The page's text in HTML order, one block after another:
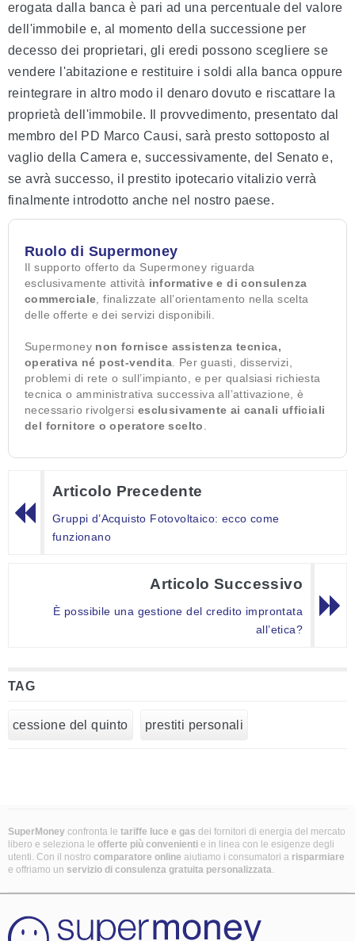
erogata dalla banca è pari ad una percentuale del valore
dell'immobile e, al momento della successione per
decesso dei proprietari, gli eredi possono scegliere se
vendere l'abitazione e restituire i soldi alla banca oppure
reintegrare in altro modo il denaro dovuto e riscattare la
proprietà dell'immobile. Il provvedimento, presentato dal
membro del PD Marco Causi, sarà presto sottoposto al
vaglio della Camera e, successivamente, del Senato e,
se avrà successo, il prestito ipotecario vitalizio verrà
finalmente introdotto anche nel nostro paese.
Ruolo di Supermoney
Il supporto offerto da Supermoney riguarda
esclusivamente attività informative e di consulenza
commerciale, finalizzate all’orientamento nella scelta
delle offerte e dei servizi disponibili.
Supermoney non fornisce assistenza tecnica,
operativa né post-vendita. Per guasti, disservizi,
problemi di rete o sull’impianto, e per qualsiasi richiesta
tecnica o amministrativa successiva all’attivazione, è
necessario rivolgersi esclusivamente ai canali ufficiali
del fornitore o operatore scelto.
Articolo Precedente
Gruppi d’Acquisto Fotovoltaico: ecco come
funzionano
Articolo Successivo
È possibile una gestione del credito improntata
all’etica?
TAG
cessione del quinto prestiti personali
SuperMoney confronta le tariffe luce e gas dei fornitori di energia del mercato
libero e seleziona le offerte più convenienti e in linea con le esigenze degli
utenti. Con il nostro comparatore online aiutiamo i consumatori a risparmiare
e offriamo un servizio di consulenza gratuita personalizzata.